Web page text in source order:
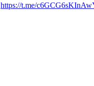
https://t.me/